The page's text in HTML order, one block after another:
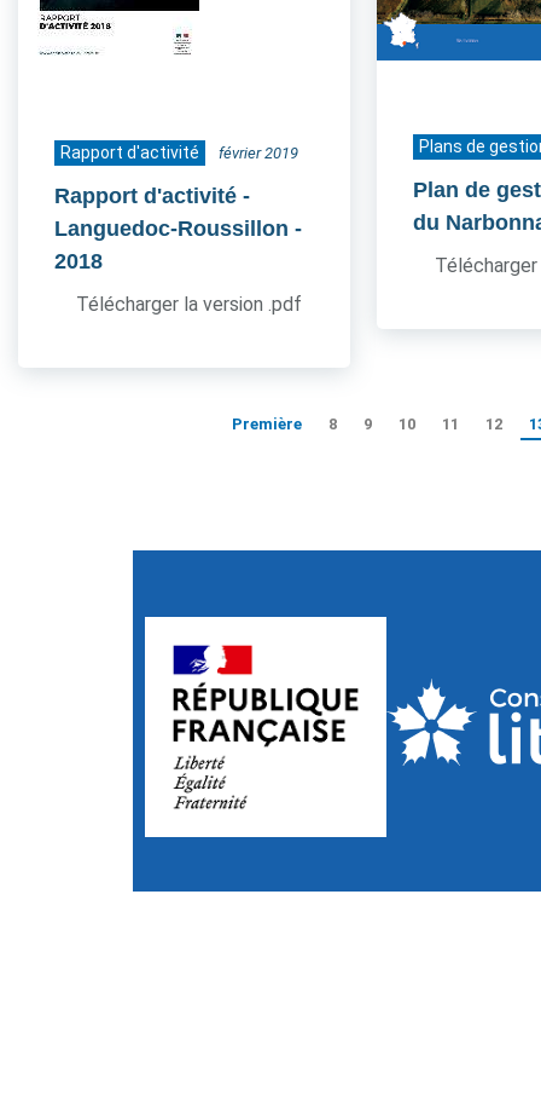
Rapport d'activité février 2019
Rapport d'activité -
Languedoc-Roussillon -
2018
Télécharger la version .pdf
Plans de
Plan de
du
Première 8 9 10 11 12